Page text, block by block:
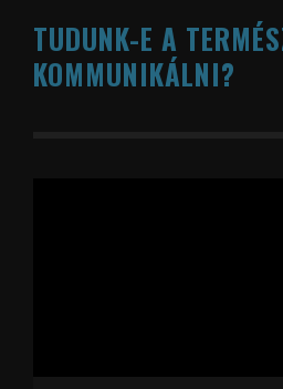
TUDUNK-E A
KOMMUNIKÁLNI?